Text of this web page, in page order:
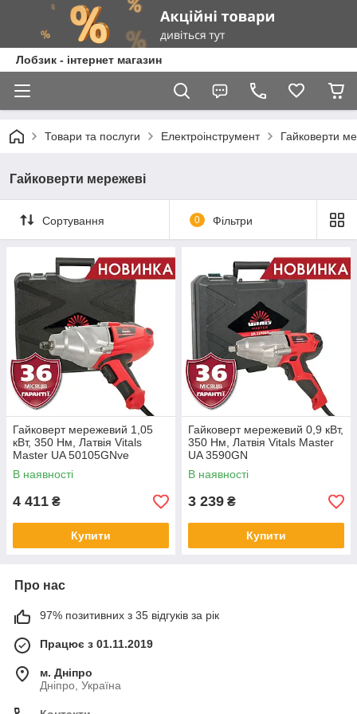
Лобзик - інтернет магазин
Товари та послуги Електроінструмент Гайковерти
Гайковерти мережеві
Сортування 0 Фільтри
Гайковерт мережевий 1,05
кВт, 350 Нм, Латвія Vitals
Master UA 50105GNve
В наявності
4 411 ₴
Купити
Гайковерт мережевий 0,9 кВт,
350 Нм, Латвія Vitals Master
UA 3590GN
В наявності
3 239 ₴
Купити
Про нас
97% позитивних з 35 відгуків за рік
Працює з 01.11.2019
м. Дніпро
Дніпро, Україна